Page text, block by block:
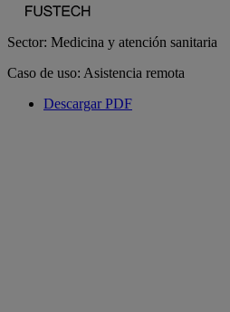
Sector: Medicina y atención sanitaria
Caso de uso: Asistencia remota
Descargar PDF